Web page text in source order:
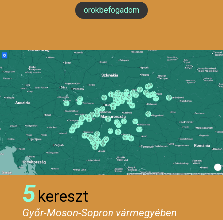
örökbefogadom
5kereszt
Győr-Moson-Sopron vármegyében